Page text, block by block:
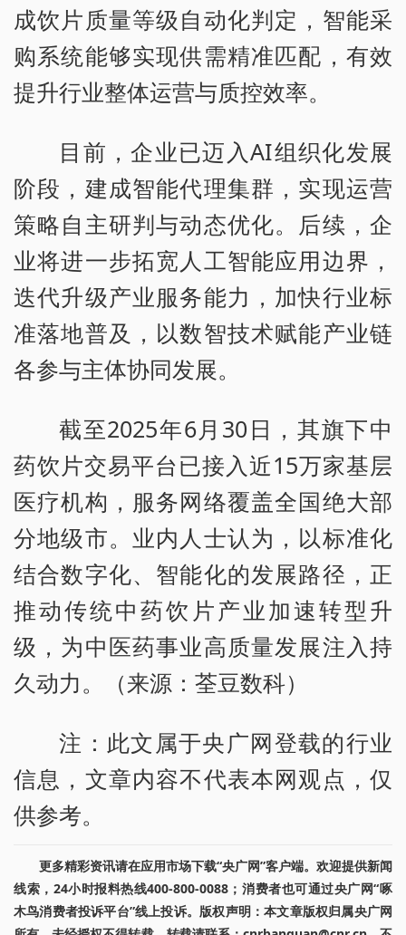
成饮片质量等级自动化判定，智能采
购系统能够实现供需精准匹配，有效
提升行业整体运营与质控效率。
目前，企业已迈入AI组织化发展
阶段，建成智能代理集群，实现运营
策略自主研判与动态优化。后续，企
业将进一步拓宽人工智能应用边界，
迭代升级产业服务能力，加快行业标
准落地普及，以数智技术赋能产业链
各参与主体协同发展。
截至2025年6月30日，其旗下中
药饮片交易平台已接入近15万家基层
医疗机构，服务网络覆盖全国绝大部
分地级市。业内人士认为，以标准化
结合数字化、智能化的发展路径，正
推动传统中药饮片产业加速转型升
级，为中医药事业高质量发展注入持
久动力。（来源：荃豆数科）
注：此文属于央广网登载的行业
信息，文章内容不代表本网观点，仅
供参考。
更多精彩资讯请在应用市场下载“央广网”客户端。欢迎提供新闻
线索，24小时报料热线400-800-0088；消费者也可通过央广网“啄
木鸟消费者投诉平台”线上投诉。版权声明：本文章版权归属央广网